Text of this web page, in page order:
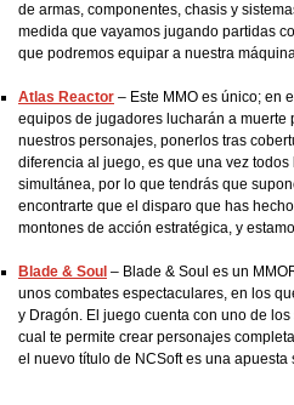
de armas, componentes, chasis y
medida que vayamos jugando partidas
que podremos equipar a nuestra
Atlas Reactor – Este MMO es único; en
equipos de jugadores lucharán a muerte
nuestros personajes, ponerlos tras
diferencia al juego, es que una vez
simultánea, por lo que tendrás que
encontrarte que el disparo que has
montones de acción estratégica, y
Blade & Soul – Blade & Soul es un
unos combates espectaculares, en los
y Dragón. El juego cuenta con uno de
cual te permite crear personajes
el nuevo título de NCSoft es una apuesta